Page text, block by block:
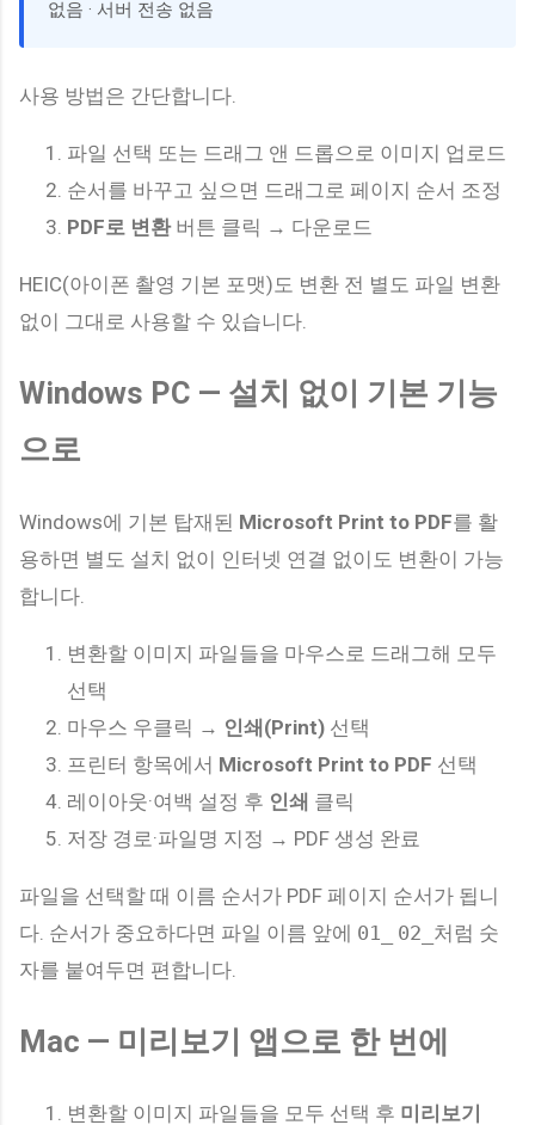
없음 · 서버 전송 없음
사용 방법은 간단합니다.
파일 선택 또는 드래그 앤 드롭으로 이미지 업로드
순서를 바꾸고 싶으면 드래그로 페이지 순서 조정
PDF로 변환버튼 클릭 → 다운로드
HEIC(아이폰 촬영 기본 포맷)도 변환 전 별도 파일 변환
없이 그대로 사용할 수 있습니다.
Windows PC — 설치 없이 기본 기능
으로
Windows에 기본 탑재된 Microsoft Print to PDF를 활
용하면 별도 설치 없이 인터넷 연결 없이도 변환이 가능
합니다.
변환할 이미지 파일들을 마우스로 드래그해 모두
선택
마우스 우클릭 → 인쇄(Print) 선택
프린터 항목에서 Microsoft Print to PDF 선택
레이아웃·여백 설정 후 인쇄 클릭
저장 경로·파일명 지정 → PDF 생성 완료
파일을 선택할 때 이름 순서가 PDF 페이지 순서가 됩니
다. 순서가 중요하다면 파일 이름 앞에 01_ 02_ 처럼 숫
자를 붙여두면 편합니다.
Mac — 미리보기 앱으로 한 번에
변환할 이미지 파일들을 모두 선택 후 미리보기